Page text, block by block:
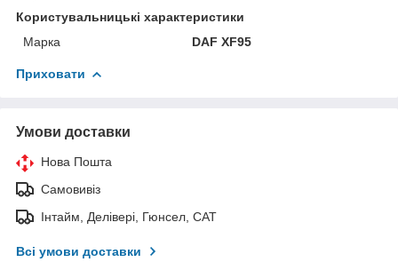
Користувальницькі характеристики
Марка
DAF XF95
Приховати
Умови доставки
Нова Пошта
Самовивіз
Інтайм, Делівері, Гюнсел, САТ
Всі умови доставки